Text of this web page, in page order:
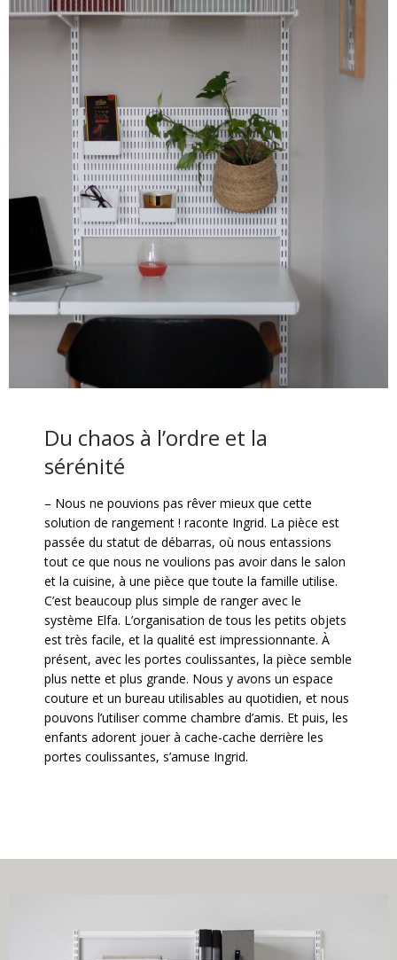
Du chaos à l’ordre et la
sérénité
– Nous ne pouvions pas rêver mieux que cette
solution de rangement ! raconte Ingrid. La pièce est
passée du statut de débarras, où nous entassions
tout ce que nous ne voulions pas avoir dans le salon
et la cuisine, à une pièce que toute la famille utilise.
C’est beaucoup plus simple de ranger avec le
système Elfa. L’organisation de tous les petits objets
est très facile, et la qualité est impressionnante. À
présent, avec les portes coulissantes, la pièce semble
plus nette et plus grande. Nous y avons un espace
couture et un bureau utilisables au quotidien, et nous
pouvons l’utiliser comme chambre d’amis. Et puis, les
enfants adorent jouer à cache-cache derrière les
portes coulissantes, s’amuse Ingrid.